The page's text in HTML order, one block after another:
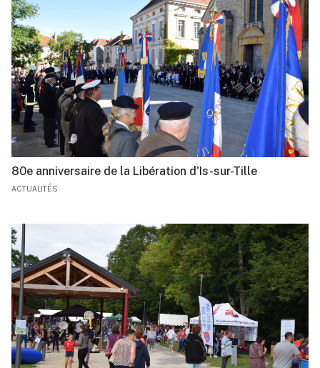
80e anniversaire de la Libération d'Is-sur-Tille
ACTUALITÉS